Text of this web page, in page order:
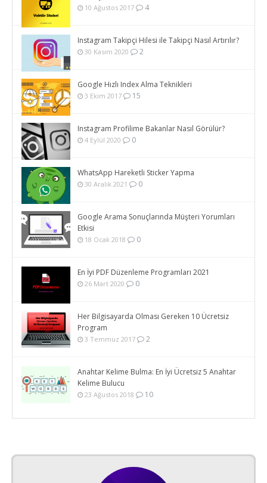
10 Ağustos 2017 4
Instagram Takipçi Hilesi ile Takipçi Nasıl Artırılır?
30 Kasım 2020 2
Google Hızlı Index Alma Teknikleri
3 Ekim 2017 15
Instagram Profilime Bakanlar Nasıl Görülür?
4 Eylül 2020 0
WhatsApp Hareketli Sticker Yapma
30 Aralık 2021 0
Google Arama Sonuçlarında Müşteri Yorumları
Etkisi
18 Ocak 2018 0
En İyi PDF Düzenleme Programları 2021
26 Mart 2020 0
Her Bilgisayarda Olması Gereken 10 Ücretsiz
Program
3 Temmuz 2017 2
Anahtar Kelime Bulma: En İyi Ücretsiz 5 Anahtar
Kelime Bulucu
23 Ağustos 2018 10